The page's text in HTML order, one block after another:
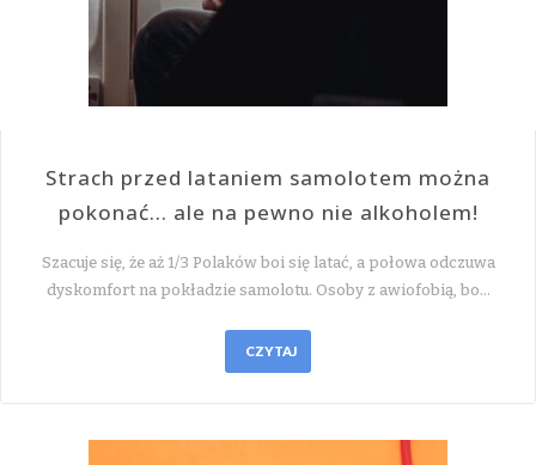
Strach przed lataniem samolotem można
pokonać… ale na pewno nie alkoholem!
Szacuje się, że aż 1/3 Polaków boi się latać, a połowa odczuwa
dyskomfort na pokładzie samolotu. Osoby z awiofobią, bo…
CZYTAJ